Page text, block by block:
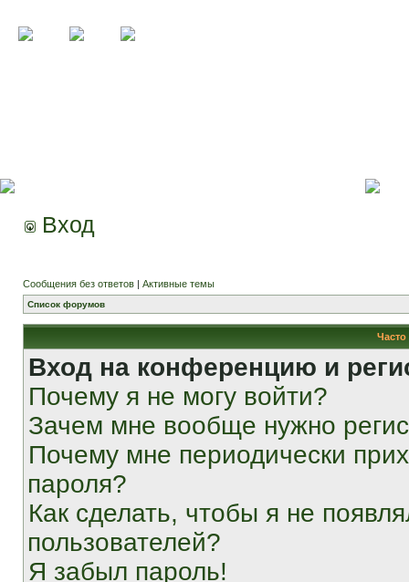
Вход
Сообщения без ответов | Активные темы
Список форумов
Вход на конференцию и
Почему я не могу войти?
Зачем мне вообще нужно
Почему мне периодически
пароля?
Как сделать, чтобы я не
пользователей?
Я забыл пароль!